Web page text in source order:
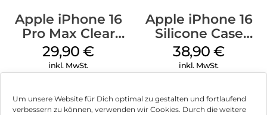
Um unsere Website für Dich optimal zu gestalten und fortlaufend
verbessern zu können, verwenden wir Cookies. Durch die weitere
Apple iPhone 16
Pro Max Clear
Case MagSafe
Transparent
29,90€
inkl. MwSt.
Apple iPhone 16
Silicone Case
MagSafe
Ultramarine
38,90€
inkl. MwSt.